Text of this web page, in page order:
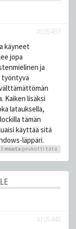
#105437
käyneet
jopa
ja
työntyvä
Kaiken lisäksi
latauksella,
tämän
käyttää sitä
läppäri.
muuta peukutti tätä
#105440